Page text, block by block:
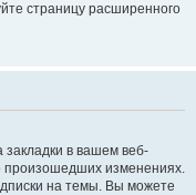
страницу расширенного
в вашем веб-
произошедших изменениях.
на темы. Вы можете